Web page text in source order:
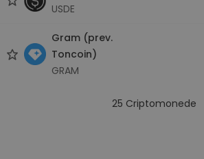
USDE
Gram (prev.
Toncoin)
GRAM
25 Criptomonede